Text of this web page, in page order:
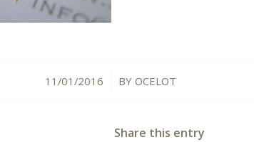
11/01/2016
/ BYOCELOT
Share this entry